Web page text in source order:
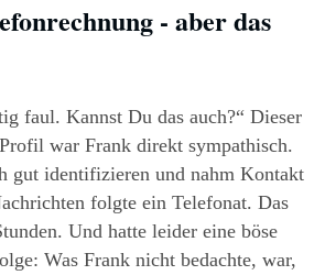
- aber das
faul. Kannst Du das auch?“ Dieser
war Frank direkt sympathisch.
gut identifizieren und nahm Kontakt
folgte ein Telefonat. Das
Und hatte leider eine böse
Was Frank nicht bedachte, war,